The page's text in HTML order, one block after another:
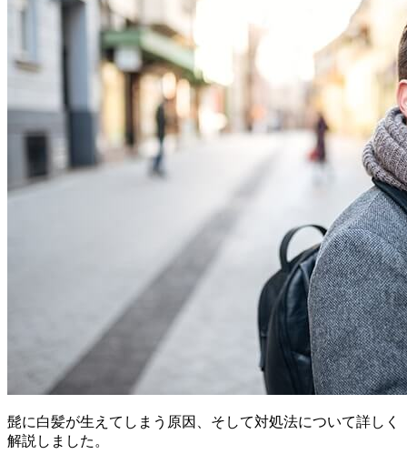
髭に白髪が生えてしまう原因、そして対処法について詳しく
解説しました。